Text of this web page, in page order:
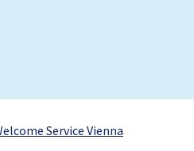
Service Vienna